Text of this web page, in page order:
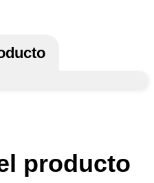
producto